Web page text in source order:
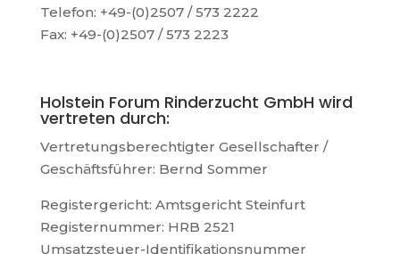
Telefon: +49-(0)2507 / 573 2222
Fax: +49-(0)2507 / 573 2223
Holstein Forum Rinderzucht GmbH wird
vertreten durch:
Vertretungsberechtigter Gesellschafter /
Geschäftsführer: Bernd Sommer
Registergericht: Amtsgericht Steinfurt
Registernummer: HRB 2521
Umsatzsteuer-Identifikationsnummer